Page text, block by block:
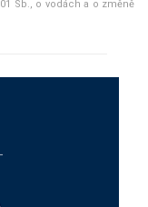
Sb., o vodách a o změně